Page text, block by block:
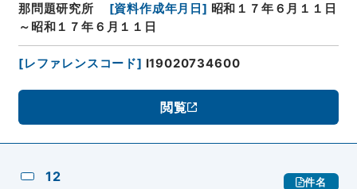
那問題研究所
[資料作成年月日 ] 昭和１７年６月１１日
～昭和１７年６月１１日
[レファレンスコード] I19020734600
閲覧
12 件名